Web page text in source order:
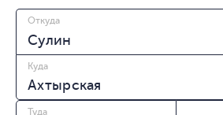
Откуда
Куда
Туда